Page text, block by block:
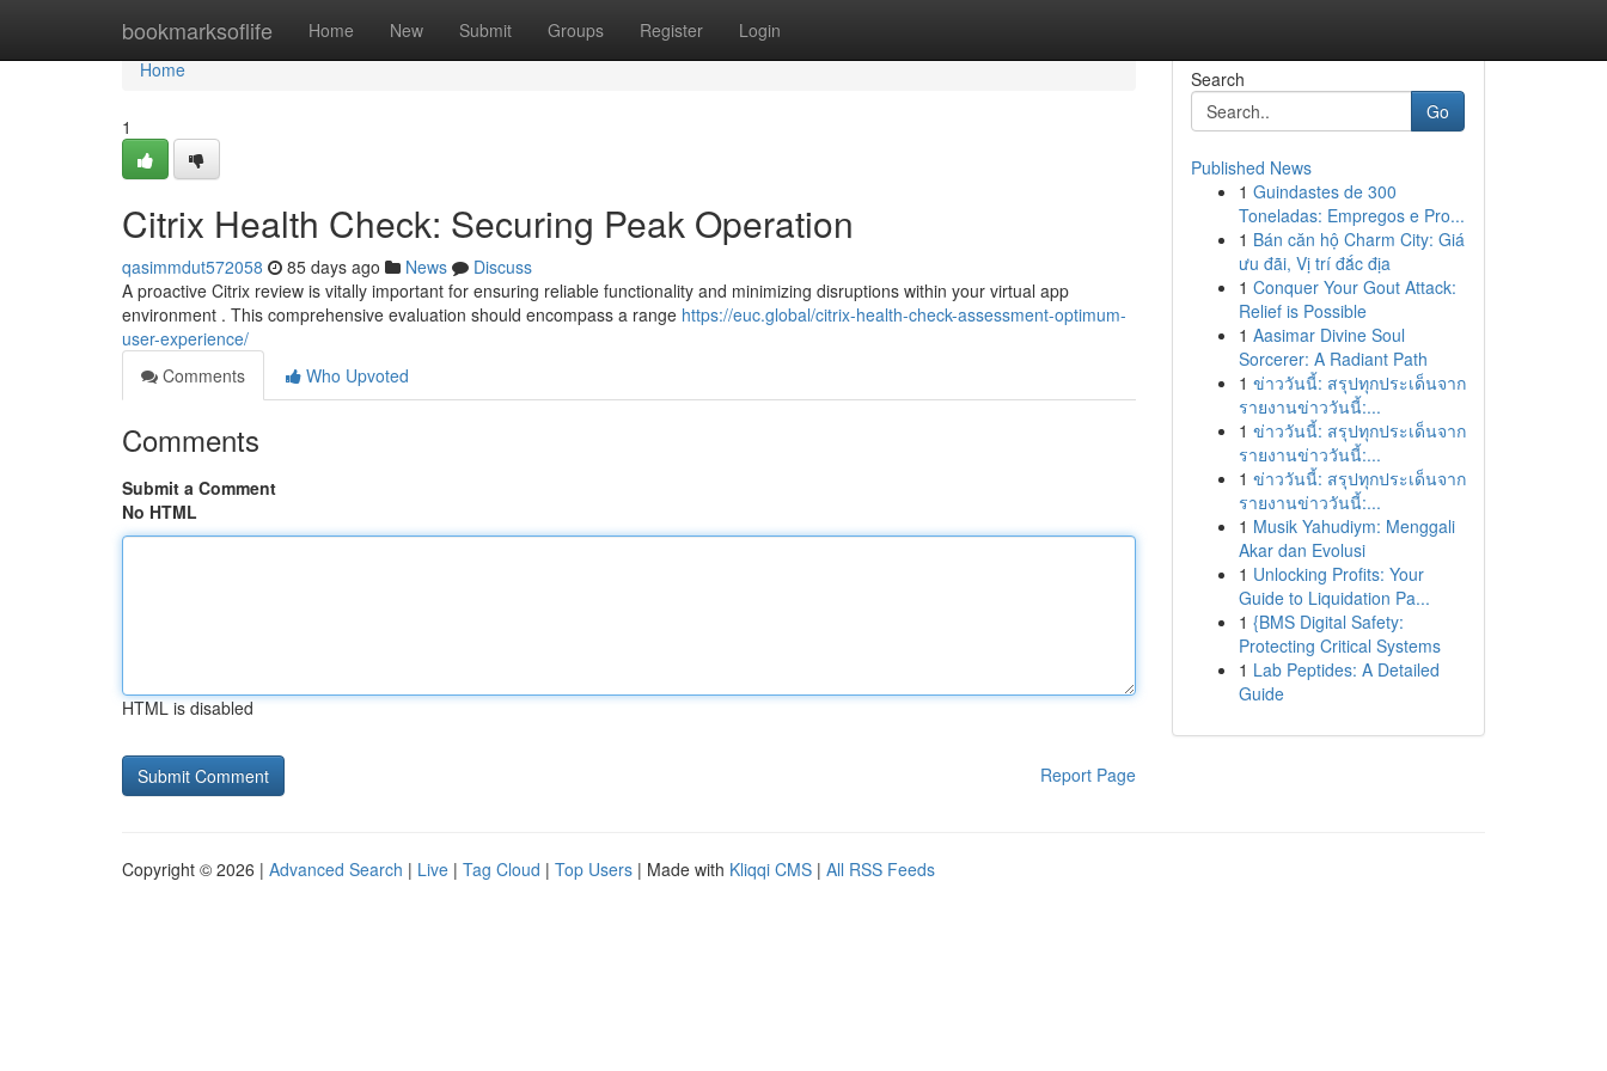
bookmarksoflife Home New Submit Groups Register Login
Home
Home
1
Citrix Health Check: Securing Peak Operation
qasimmdut572058 85 days ago News
Discuss
A proactive Citrix review is vitally important for ensuring reliable functionality and minimizing disruptions within your virtual app
environment . This comprehensive evaluation should encompass a range https://euc.global/citrix-health-check-assessment-optimum-
user-experience/
Comments
Who Upvoted
Comments
Submit a Comment
No HTML
HTML is disabled
Report Page
Search
Go
Published News
1 Guindastes de 300
Toneladas: Empregos e Pro...
1 Bán căn hộ Charm City: Giá
ưu đãi, Vị trí đắc địa
1 Conquer Your Gout Attack:
Relief is Possible
1 Aasimar Divine Soul
Sorcerer: A Radiant Path
1 ข่าววันนี้: สรุปทุกประเด็นจาก
รายงานข่าววันนี้:...
1 ข่าววันนี้: สรุปทุกประเด็นจาก
รายงานข่าววันนี้:...
1 ข่าววันนี้: สรุปทุกประเด็นจาก
รายงานข่าววันนี้:...
1 Musik Yahudiym: Menggali
Akar dan Evolusi
1 Unlocking Profits: Your
Guide to Liquidation Pa...
1 {BMS Digital Safety:
Protecting Critical Systems
1 Lab Peptides: A Detailed
Guide
Copyright © 2026 | Advanced Search | Live | Tag Cloud | Top Users | Made with Kliqqi CMS | All RSS Feeds